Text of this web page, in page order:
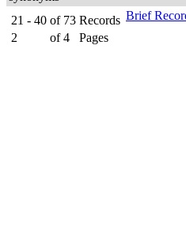
21 - 40 of 73 Records
2
of 4 Pages
Brief